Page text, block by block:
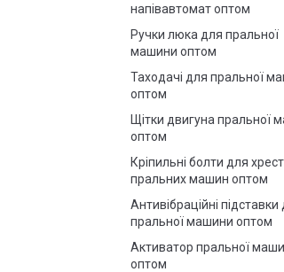
напівавтомат оптом
Ручки люка для пральної
машини оптом
Таходачі для пральної
оптом
Щітки двигуна пральної
оптом
Кріпильні болти для
пральних машин оптом
Антивібраційні підставки
пральної машини оптом
Активатор пральної
оптом